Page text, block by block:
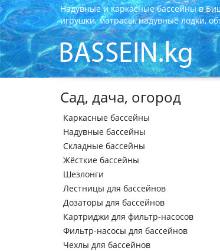
Надувные и каркасные бассейны в
игрушки, матрасы, надувные лодки,
Сад, дача, огород
Каркасные бассейны
Надувные бассейны
Складные бассейны
Жёсткие бассейны
Шезлонги
Лестницы для бассейнов
Дозаторы для бассейнов
Картриджи для фильтр-насосов
Фильтр-насосы для бассейнов
Чехлы для бассейнов